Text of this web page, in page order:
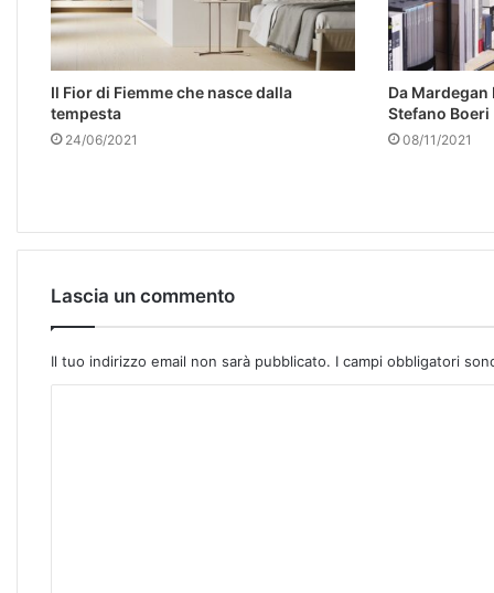
Il Fior di Fiemme che nasce dalla
tempesta
24/06/2021
Da
Stefano Boeri
08/11/2021
Lascia un commento
Il tuo indirizzo email non sarà pubblicato. I campi obbligatori